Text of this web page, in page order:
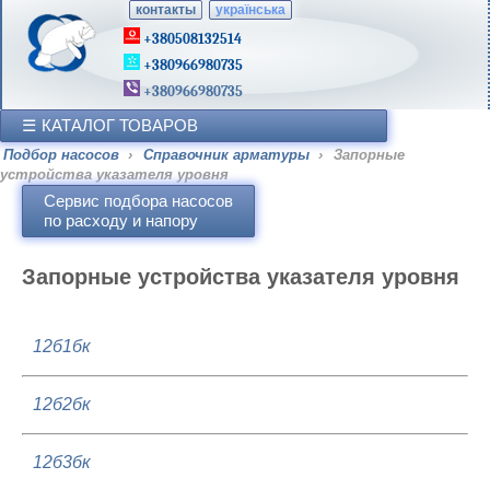
контакты українська
+380508132514
+380966980735
+380966980735
КАТАЛОГ ТОВАРОВ
Подбор насосов › Справочник арматуры ›
Запорные
устройства указателя уровня
Сервис подбора насосов
по расходу и напору
Запорные устройства указателя уровня
12б1бк
12б2бк
12б3бк